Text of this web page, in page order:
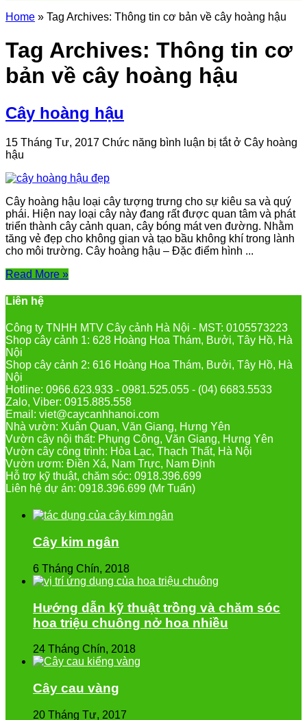
Home » Tag Archives: Thông tin cơ bản về cây hoàng hậu
Tag Archives: Thông tin cơ
bản về cây hoàng hậu
Cây hoàng hậu
15 Tháng Tư, 2017 Chức năng bình luận bị tắtở Cây hoàng
hậu
Cây hoàng hậu loại cây tượng trưng cho sự kiêu sa và quý
phái. Hiện nay loại cây này đang rất được quan tâm và phát
triển thành cây cảnh quan, cây bóng mát ven đường. Nhằm
tăng vẻ đẹp cho không gian và tạo bầu không khí trong lành
cho môi trường. Cây hoàng hậu – Đặc điểm hình ...
Read More »
Liên hệ
Công ty TNHH MTV Cây cảnh Hà Nội - MST: 0105573223
Shop cây cảnh 1: 628 Hoàng Hoa Thám, Bưởi, Tây Hồ, Hà
Nội
Shop cây cảnh 2: 616 Hoàng Hoa Thám, Bưởi, Tây Hồ, Hà
Nội
Hotline: 0966.623.933 - 0981.525.055 - (04) 6683.5533
Zalo, Viber: 0915.885.558
Email: viet@caycanhhanoi.com
Nhà vườn: Xuân Quan, Văn Giang, Hưng Yên
Vườn cây nội thất: Phụng Công, Văn Giang, Hưng Yên
Vườn cây công trình: Hòa Lạc, Thạch Thất, Hà Nội
Vườn ươm: Điền Xá, Nam Trực, Nam Định
Hỗ trợ kỹ thuật, chăm sóc: 0918.396.699
Liên hệ dự án: 0918.396.699 (Mr Tuấn)
Cây kim ngân
6 Tháng Chín, 2018
Hướng dẫn kỹ thuật trồng và chăm sóc
hoa triệu chuông nở hoa nhiều
24 Tháng Chín, 2018
Cây cau vàng
20 Tháng Tư, 2017